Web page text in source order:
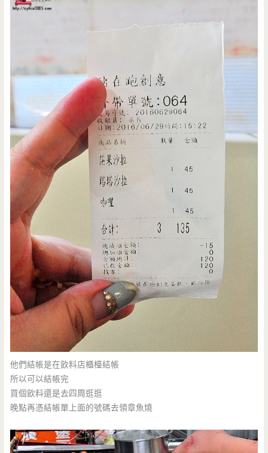
他們結帳是在飲料店櫃檯結帳
所以可以結帳完
買個飲料還是去四周逛逛
晚點再憑結帳單上面的號碼去領章魚燒